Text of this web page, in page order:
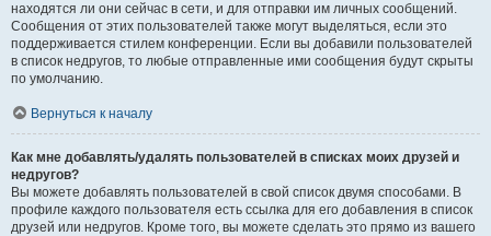
находятся ли они сейчас в сети, и для отправки им личных сообщений.
Сообщения от этих пользователей также могут выделяться, если это
поддерживается стилем конференции. Если вы добавили пользователей
в список недругов, то любые отправленные ими сообщения будут скрыты
по умолчанию.
Вернуться к началу
Как мне добавлять/удалять пользователей в списках моих друзей и
недругов?
Вы можете добавлять пользователей в свой список двумя способами. В
профиле каждого пользователя есть ссылка для его добавления в список
друзей или недругов. Кроме того, вы можете сделать это прямо из вашего